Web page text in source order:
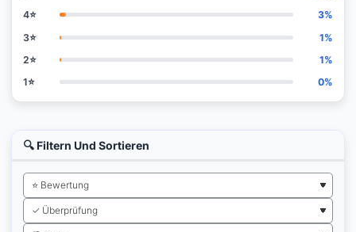
4⭐
3%
3⭐
1%
2⭐
1%
1⭐
0%
🔍 Filtern Und Sortieren